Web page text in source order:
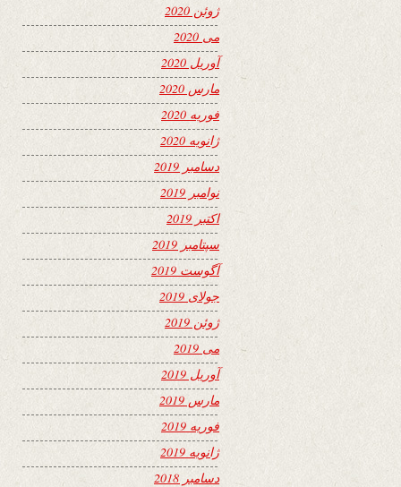
ژوئن 2020
می 2020
آوریل 2020
مارس 2020
فوریه 2020
ژانویه 2020
دسامبر 2019
نوامبر 2019
اکتبر 2019
سپتامبر 2019
آگوست 2019
جولای 2019
ژوئن 2019
می 2019
آوریل 2019
مارس 2019
فوریه 2019
ژانویه 2019
دسامبر 2018